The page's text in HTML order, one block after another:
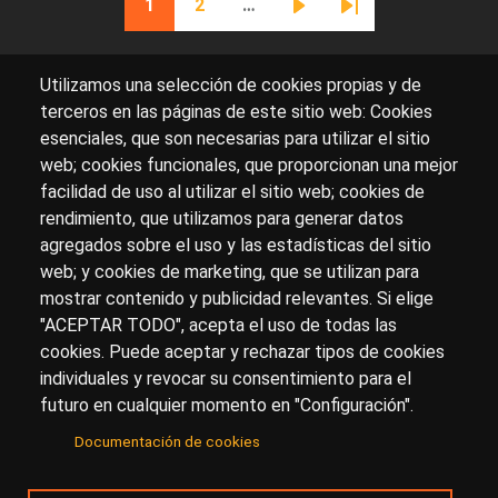
Página actual
1
Página
2 …
Siguiente página
Última página
Sobre artehistoria.com
Para ponerte en contacto con nosotros, escríbenos en
el formulario decontacto
Accesibilidad
Aviso Legal Privacidad
Utilizamos una selección de cookies propias y de
terceros en las páginas de este sitio web: Cookies
esenciales, que son necesarias para utilizar el sitio
web; cookies funcionales, que proporcionan una mejor
facilidad de uso al utilizar el sitio web; cookies de
rendimiento, que utilizamos para generar datos
agregados sobre el uso y las estadísticas del sitio
web; y cookies de marketing, que se utilizan para
mostrar contenido y publicidad relevantes. Si elige
"ACEPTAR TODO", acepta el uso de todas las
cookies. Puede aceptar y rechazar tipos de cookies
individuales y revocar su consentimiento para el
futuro en cualquier momento en "Configuración".
Documentación de cookies
© Copyright 2017.arteHistoria&Toools, S.Lo sus
licenciantes son los propietarios de todos los derechos
de propiedad intelectual e industrial de:
(a) este sitio web publicado bajo el dominio